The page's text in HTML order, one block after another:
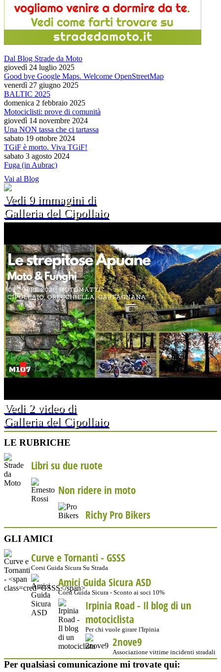
Dal Blog Strade da Moto
giovedì 24 luglio 2025
Good bye Google Maps. Welcome OpenStreetMap
venerdì 27 giugno 2025
BALTIC 2025
domenica 2 febbraio 2025
Motociclisti: prove di comunità
giovedì 14 novembre 2024
Una NON tassa che ci tartassa
sabato 19 ottobre 2024
TGiF è morto. Viva TGiF!
sabato 3 agosto 2024
Fuga (in Aubrac)
Vai al Blog
Vedi 9 immagini di
Galleria del Cipollaio
Vedi 2 video di
Galleria del Cipollaio
LE RUBRICHE
Libri su due ruote
Non ridere in moto
Richy Pro Bikers
GLI AMICI
Curve e Tornanti - GSSS
Corsi Guida Sicura Su Strada
Amici Guida Sicura ASD
Corsi Guida Sicura - Sconto ai soci 10%
Irpinia Road - Il blog di un
motociclista
Per chi vuole girare l'Irpinia
2nove9
Associazione vittime incidenti stradali
Per qualsiasi comunicazione mi trovate qui: